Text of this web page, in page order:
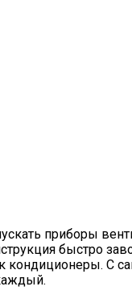
приборы
быстро
кондиционеры. С